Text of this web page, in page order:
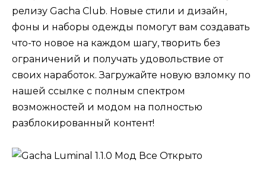
релизу Gacha Club. Новые стили и дизайн,
фоны и наборы одежды помогут вам создавать
что-то новое на каждом шагу, творить без
ограничений и получать удовольствие от
своих наработок. Загружайте новую взломку по
нашей ссылке с полным спектром
возможностей и модом на полностью
разблокированный контент!